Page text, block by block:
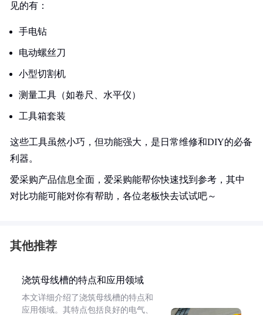
见的有：
手电钻
电动螺丝刀
小型切割机
测量工具（如卷尺、水平仪）
工具箱套装
这些工具虽然小巧，但功能强大，是日常维修和DIY的必备
利器。
爱采购产品信息全面，爱采购能帮你快速找到参考，其中
对比功能可能对你有帮助，各位老板快去试试吧～
其他推荐
浇筑母线槽的特点和应用领域
本文详细介绍了浇筑母线槽的特点和
应用领域。其特点包括良好的电气、